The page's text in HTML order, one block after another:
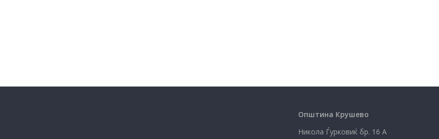
Општина Крушево
Никола Ѓурковиќ бр. 16 А